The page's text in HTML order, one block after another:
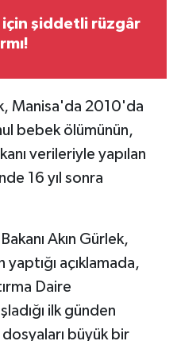
için şiddetli rüzgâr
Manisa'da 2010'da
bebek ölümünün,
verileriyle yapılan
16 yıl sonra
Akın Gürlek,
açıklamada,
Daire
ilk günden
büyük bir